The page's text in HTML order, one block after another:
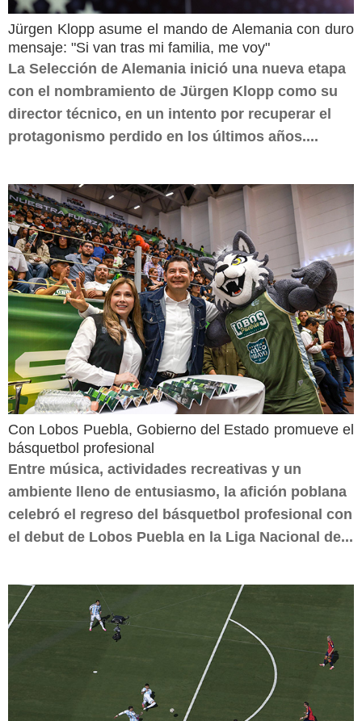
Jürgen Klopp asume el mando de Alemania con duro
mensaje: "Si van tras mi familia, me voy"
La Selección de Alemania inició una nueva etapa
con el nombramiento de Jürgen Klopp como su
director técnico, en un intento por recuperar el
protagonismo perdido en los últimos años....
Con Lobos Puebla, Gobierno del Estado promueve el
básquetbol profesional
Entre música, actividades recreativas y un
ambiente lleno de entusiasmo, la afición poblana
celebró el regreso del básquetbol profesional con
el debut de Lobos Puebla en la Liga Nacional de...